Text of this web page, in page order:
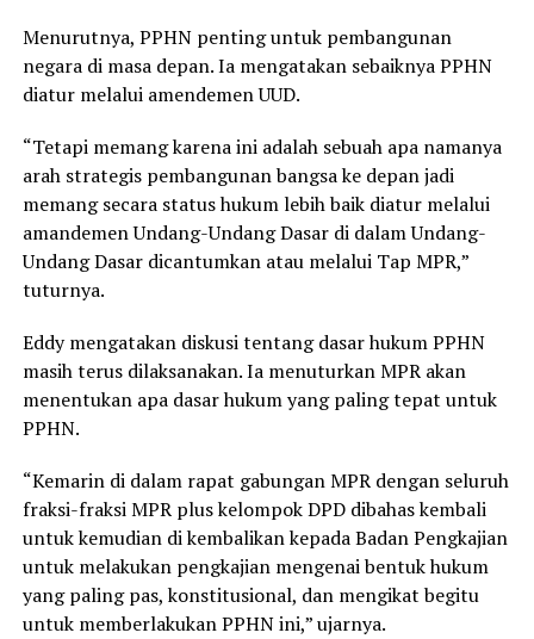
Menurutnya, PPHN penting untuk pembangunan
negara di masa depan. Ia mengatakan sebaiknya PPHN
diatur melalui amendemen UUD.
“Tetapi memang karena ini adalah sebuah apa namanya
arah strategis pembangunan bangsa ke depan jadi
memang secara status hukum lebih baik diatur melalui
amandemen Undang-Undang Dasar di dalam Undang-
Undang Dasar dicantumkan atau melalui Tap MPR,”
tuturnya.
Eddy mengatakan diskusi tentang dasar hukum PPHN
masih terus dilaksanakan. Ia menuturkan MPR akan
menentukan apa dasar hukum yang paling tepat untuk
PPHN.
“Kemarin di dalam rapat gabungan MPR dengan seluruh
fraksi-fraksi MPR plus kelompok DPD dibahas kembali
untuk kemudian di kembalikan kepada Badan Pengkajian
untuk melakukan pengkajian mengenai bentuk hukum
yang paling pas, konstitusional, dan mengikat begitu
untuk memberlakukan PPHN ini,” ujarnya.